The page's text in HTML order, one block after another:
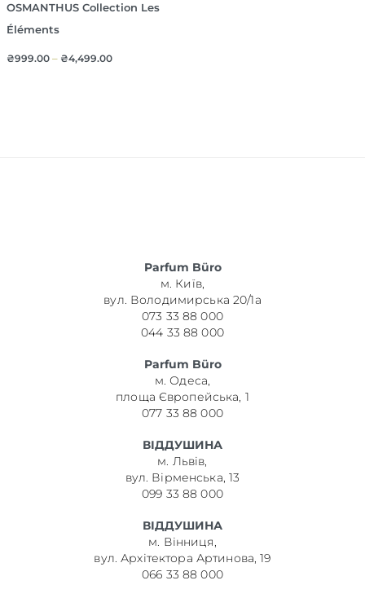
OSMANTHUS Collection Les
Éléments
₴999.00– ₴4,499.00
Parfum Büro
м. Київ,
вул. Володимирська 20/1а
073 33 88 000
044 33 88 000
Parfum Büro
м. Одеса,
площа Європейська, 1
077 33 88 000
ВІДДУШИНА
м. Львів,
вул. Вірменська, 13
099 33 88 000
ВІДДУШИНА
м. Вінниця,
вул. Архітектора Артинова, 19
066 33 88 000